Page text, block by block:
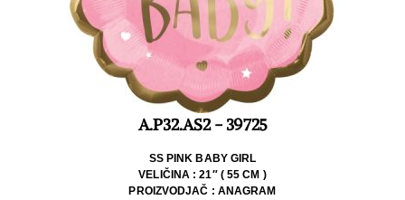
A.P32.AS2 - 39725
SS PINK BABY GIRL
VELIČINA : 21″ ( 55 CM )
PROIZVODJAČ : ANAGRAM